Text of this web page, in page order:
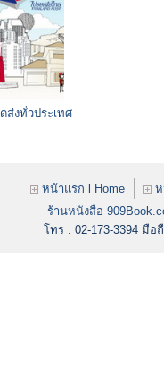
ส่งทั่วประเทศ
หน้าแรก l Home
ร้านหนังสือ
โทร : 02-173-3394 มือ